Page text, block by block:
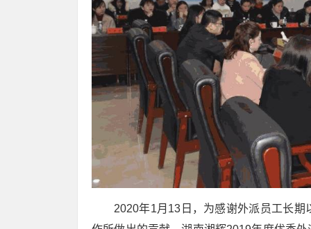
2020年1月13日，为感谢外派员工长